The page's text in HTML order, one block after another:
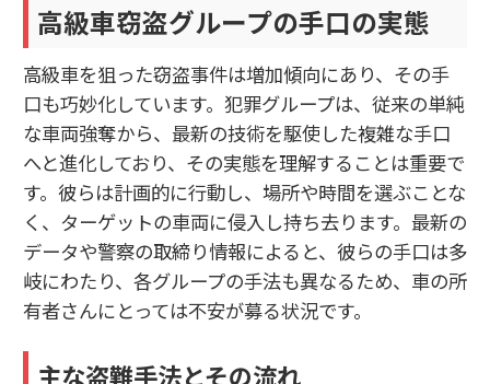
高級車窃盗グループの手口の実態
高級車を狙った窃盗事件は増加傾向にあり、その手
口も巧妙化しています。犯罪グループは、従来の単純
な車両強奪から、最新の技術を駆使した複雑な手口
へと進化しており、その実態を理解することは重要で
す。彼らは計画的に行動し、場所や時間を選ぶことな
く、ターゲットの車両に侵入し持ち去ります。最新の
データや警察の取締り情報によると、彼らの手口は多
岐にわたり、各グループの手法も異なるため、車の所
有者さんにとっては不安が募る状況です。
主な盗難手法とその流れ